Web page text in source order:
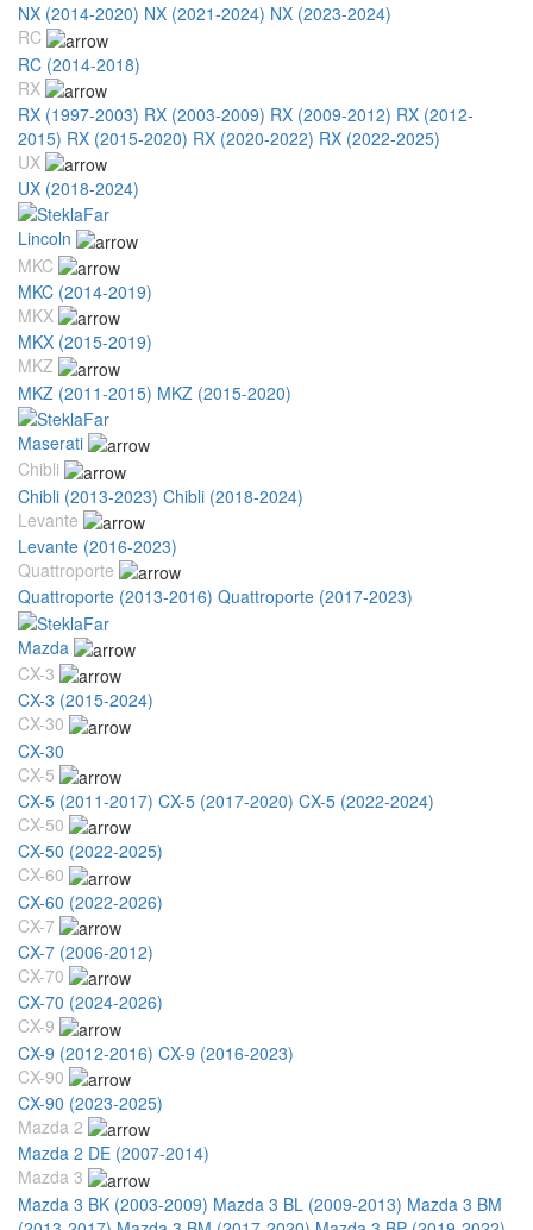
NX (2014-2020) NX (2021-2024) NX (2023-2024)
RC
RC (2014-2018)
RX
RX (1997-2003) RX (2003-2009) RX (2009-2012) RX (2012-
2015) RX (2015-2020) RX (2020-2022) RX (2022-2025)
UX
UX (2018-2024)
Lincoln
MKC
MKC (2014-2019)
MKX
MKX (2015-2019)
MKZ
MKZ (2011-2015) MKZ (2015-2020)
Maserati
Chibli
Chibli (2013-2023) Chibli (2018-2024)
Levante
Levante (2016-2023)
Quattroporte
Quattroporte (2013-2016) Quattroporte (2017-2023)
Mazda
CX-3
CX-3 (2015-2024)
CX-30
CX-30
CX-5
CX-5 (2011-2017) CX-5 (2017-2020) CX-5 (2022-2024)
CX-50
CX-50 (2022-2025)
CX-60
CX-60 (2022-2026)
CX-7
CX-7 (2006-2012)
CX-70
CX-70 (2024-2026)
CX-9
CX-9 (2012-2016) CX-9 (2016-2023)
CX-90
CX-90 (2023-2025)
Mazda 2
Mazda 2 DE (2007-2014)
Mazda 3
Mazda 3 BK (2003-2009) Mazda 3 BL (2009-2013) Mazda 3 BM